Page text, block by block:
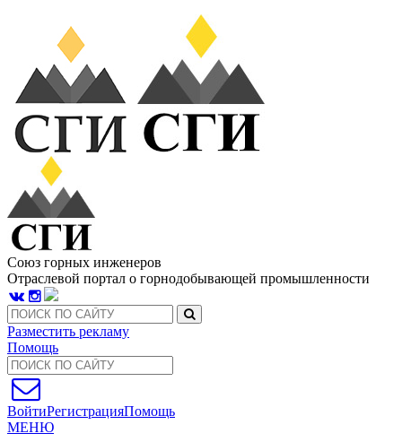
Союз горных инженеров
Отраслевой портал о горнодобывающей промышленности
Разместить рекламу
Помощь
ВойтиРегистрацияПомощь
МЕНЮ